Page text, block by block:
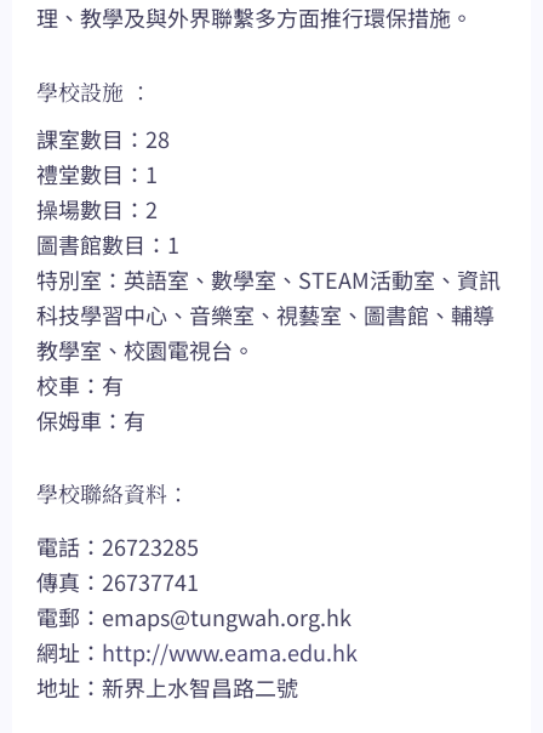
理、教學及與外界聯繫多方面推行環保措施。
學校設施 ：
課室數目：28
禮堂數目：1
操場數目：2
圖書館數目：1
特別室：英語室、數學室、STEAM活動室、資訊
科技學習中心、音樂室、視藝室、圖書館、輔導
教學室、校園電視台。
校車：有
保姆車：有
學校聯絡資料：
電話：26723285
傳真：26737741
電郵： emaps@tungwah.org.hk
網址： http://www.eama.edu.hk
地址：新界上水智昌路二號